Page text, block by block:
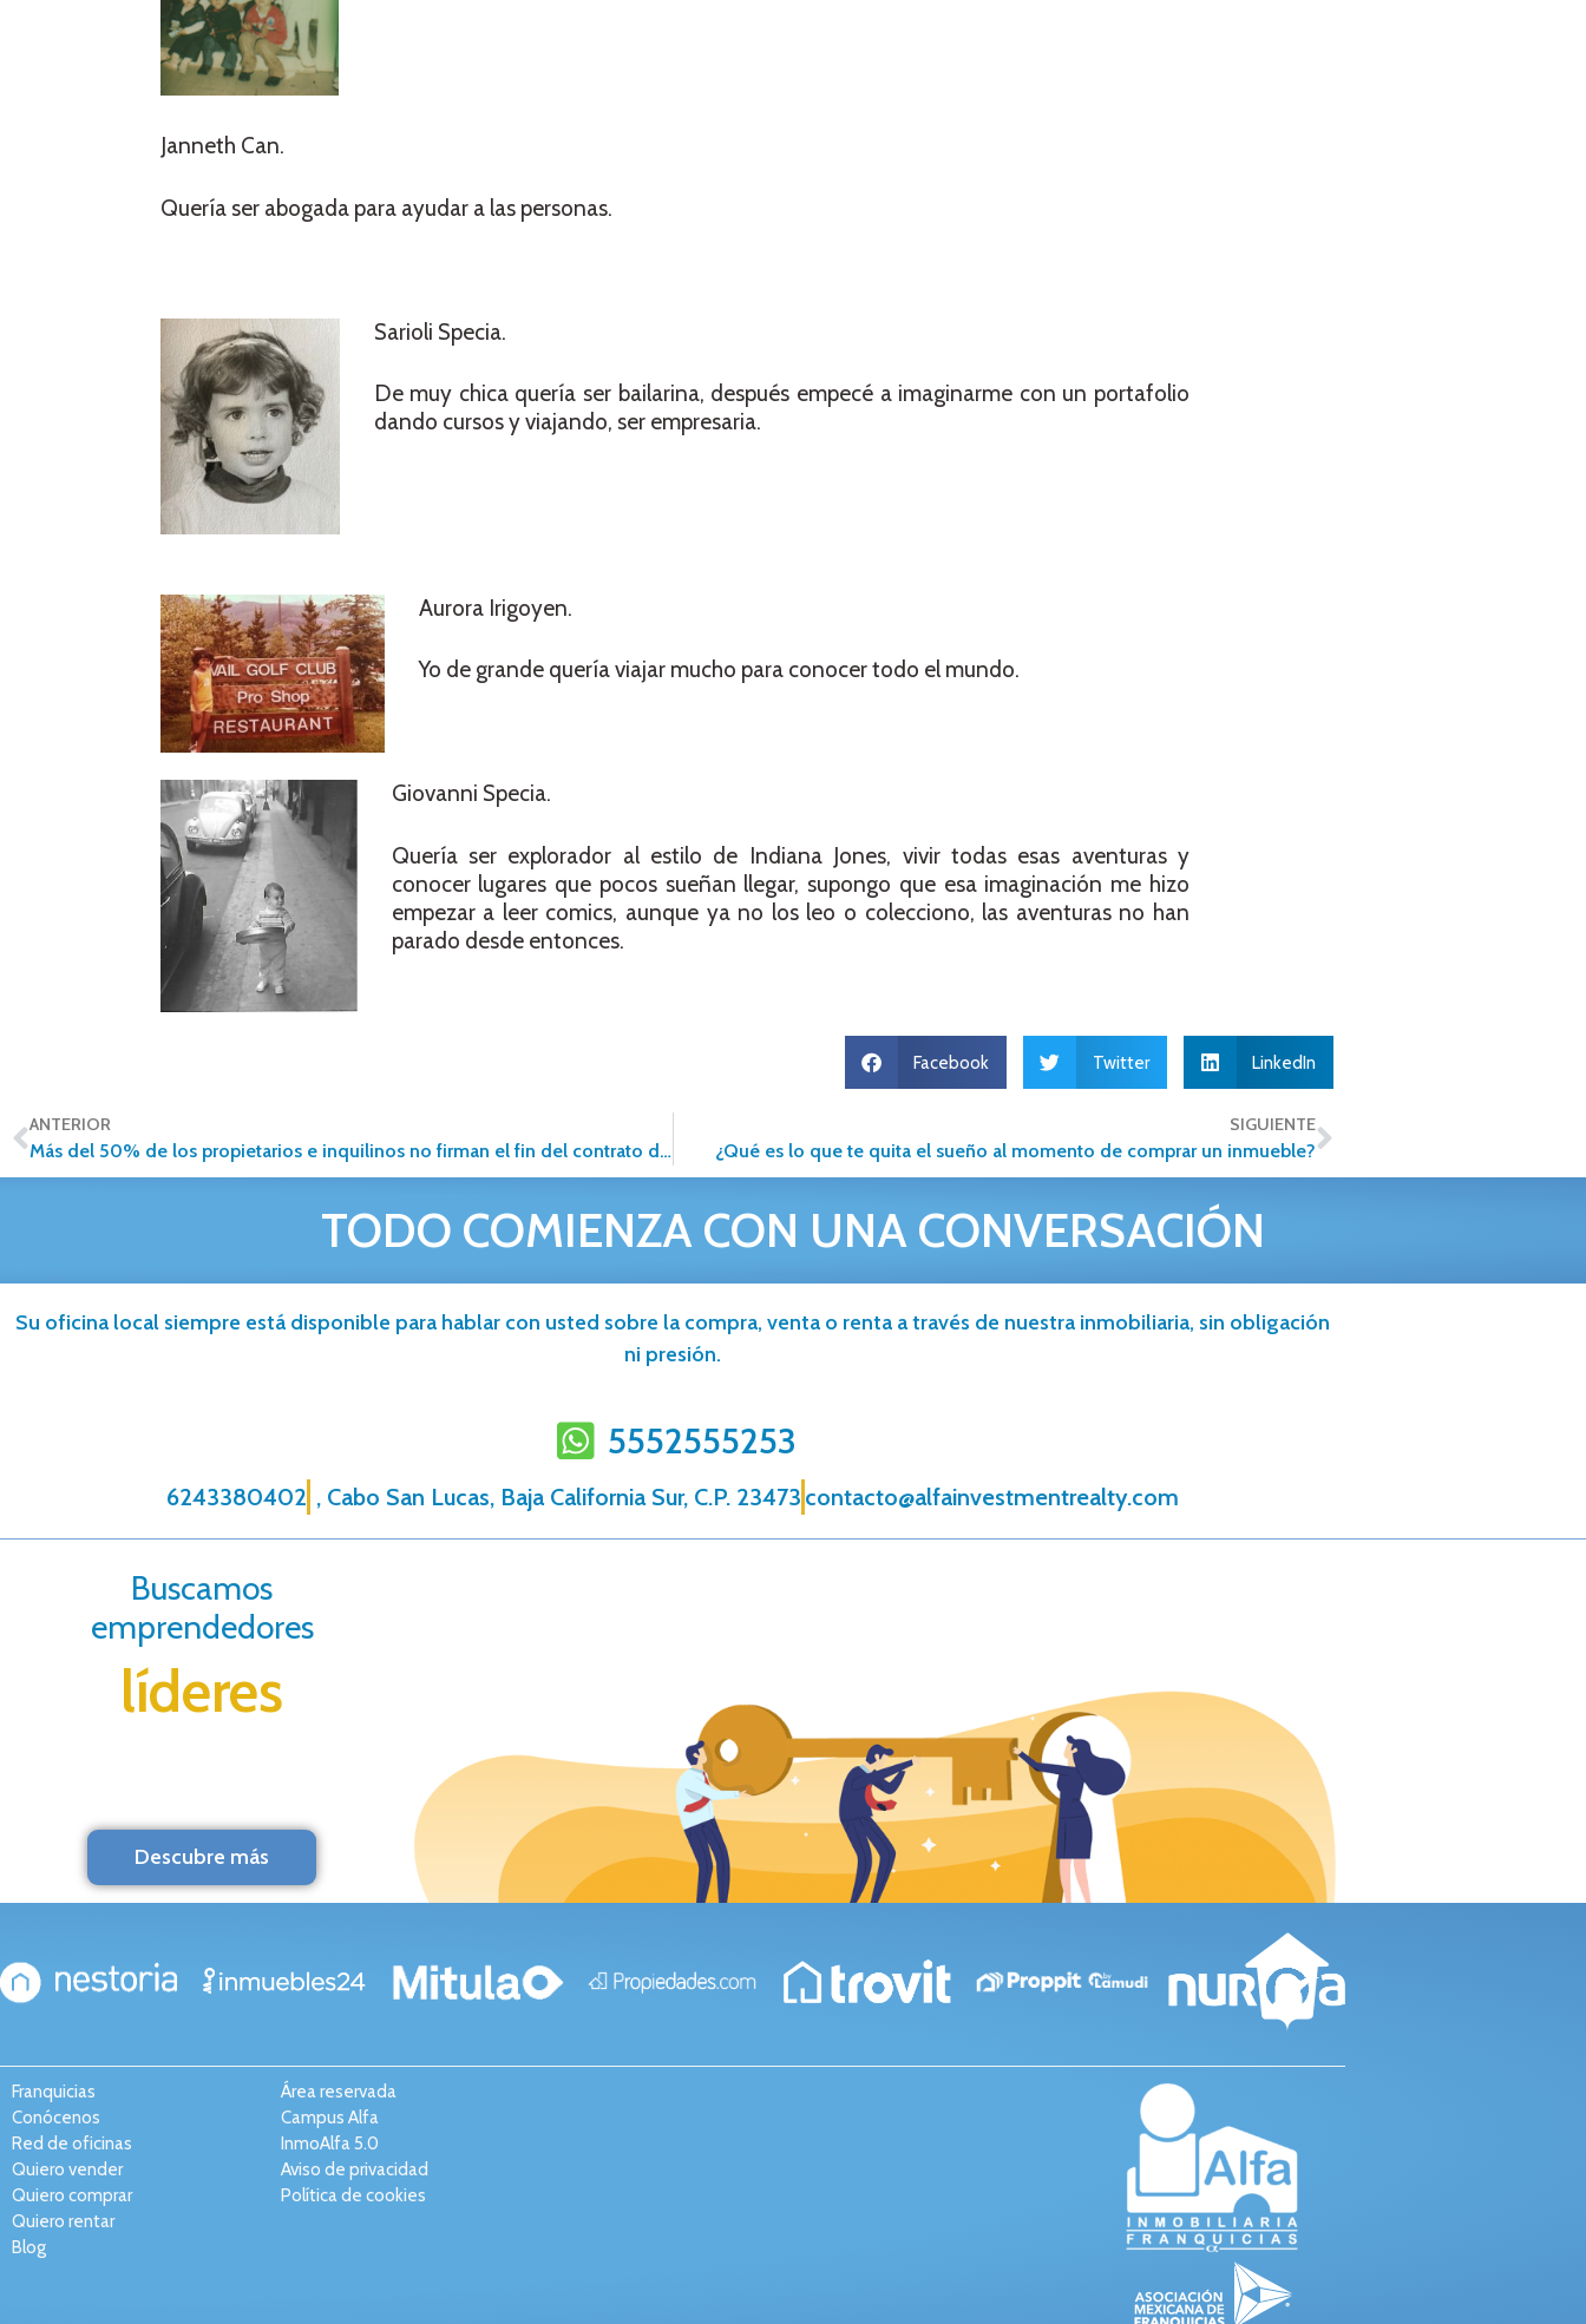
Janneth Can.
Quería ser abogada para ayudar a las personas.
Sarioli Specia.
De muy chica quería ser bailarina, después empecé a imaginarme con un portafolio
dando cursos y viajando, ser empresaria.
Aurora Irigoyen.
Yo de grande quería viajar mucho para conocer todo el mundo.
Giovanni Specia.
Quería ser explorador al estilo de Indiana Jones, vivir todas esas aventuras y
conocer lugares que pocos sueñan llegar, supongo que esa imaginación me hizo
empezar a leer comics, aunque ya no los leo o colecciono, las aventuras no han
parado desde entonces.
Facebook Twitter LinkedIn
ANTERIOR
Más del 50% de los propietarios e inquilinos no firman el fin del contrato de alquiler
SIGUIENTE
¿Qué es lo que te quita el sueño al momento de comprar un inmueble?
TODO COMIENZA CON UNA CONVERSACIÓN
Su oficina local siempre está disponible para hablar con usted sobre la compra, venta o renta a través de nuestra inmobiliaria, sin obligación
ni presión.
5552555253
6243380402 , Cabo San Lucas, Baja California Sur, C.P. 23473 contacto@alfainvestmentrealty.com
Buscamos
emprendedores
líderes
Descubre más
Franquicias
Conócenos
Red de oficinas
Quiero vender
Quiero comprar
Quiero rentar
Blog
Área reservada
Campus Alfa
InmoAlfa 5.0
Aviso de privacidad
Política de cookies